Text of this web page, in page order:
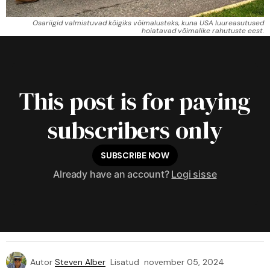
Osariigid valmistuvad kõigiks võimalusteks, kuna USA luureasutused
hoiatavad võimalike rahutuste eest.
This post is for paying
subscribers only
SUBSCRIBE NOW
Already have an account? Logi sisse
Autor Steven Alber Lisatud november 05, 2024